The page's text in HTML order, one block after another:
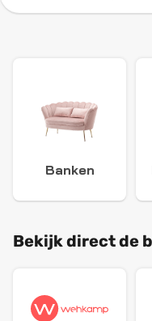
Banken
Bekijk direct de